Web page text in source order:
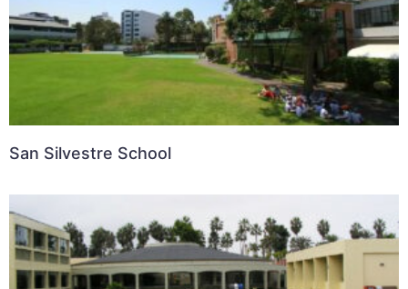
San Silvestre School